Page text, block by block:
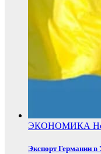
ЭКОНОМИКА
Экспорт Германии